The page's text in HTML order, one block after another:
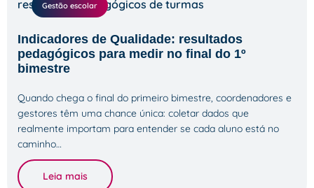
Gestão escolar
Indicadores de Qualidade: resultados
pedagógicos para medir no final do 1º
bimestre
Quando chega o final do primeiro bimestre, coordenadores e
gestores têm uma chance única: coletar dados que
realmente importam para entender se cada aluno está no
caminho…
Leia mais